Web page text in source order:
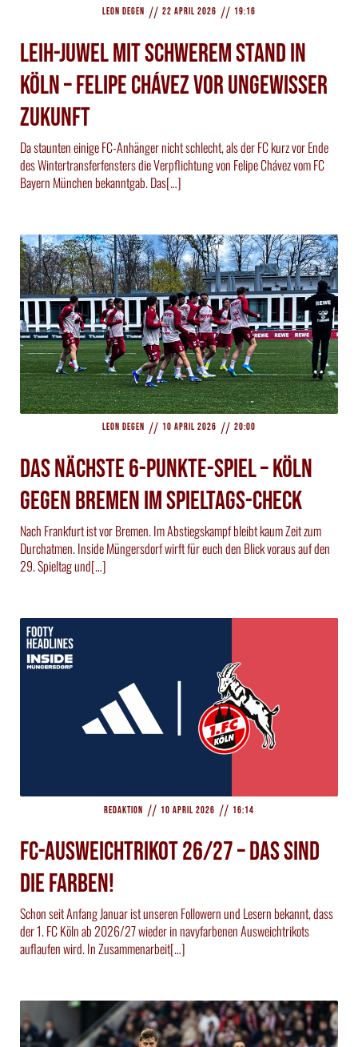
Leon Degen // 22 April 2026 // 19:16
Leih-Juwel mit schwerem Stand in
Köln – Felipe Chávez vor ungewisser
Zukunft
Da staunten einige FC-Anhänger nicht schlecht, als der FC kurz vor Ende
des Wintertransferfensters die Verpflichtung von Felipe Chávez vom FC
Bayern München bekanntgab. Das[…]
Leon Degen // 10 April 2026 // 20:00
Das nächste 6-Punkte-Spiel – Köln
gegen Bremen im Spieltags-Check
Nach Frankfurt ist vor Bremen. Im Abstiegskampf bleibt kaum Zeit zum
Durchatmen. Inside Müngersdorf wirft für euch den Blick voraus auf den
29. Spieltag und[…]
Redaktion // 10 April 2026 // 16:14
FC-Ausweichtrikot 26/27 – Das sind
die Farben!
Schon seit Anfang Januar ist unseren Followern und Lesern bekannt, dass
der 1. FC Köln ab 2026/27 wieder in navyfarbenen Ausweichtrikots
auflaufen wird. In Zusammenarbeit[…]